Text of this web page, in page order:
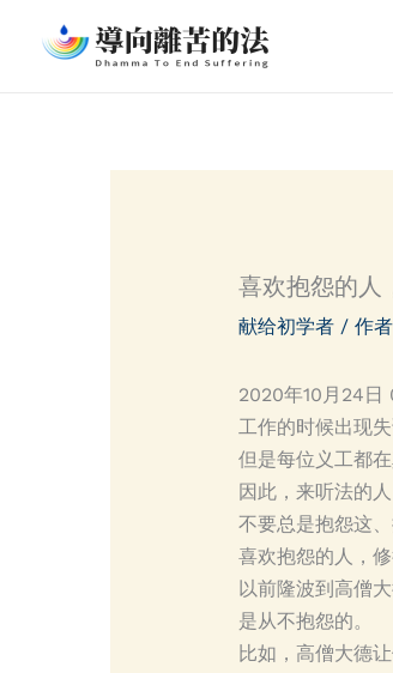
喜欢抱怨的人
献给初学者/ 作者
2020年10月24日
工作的时候出现
但是每位义工都
因此，来听法的人
不要总是抱怨这、
喜欢抱怨的人，
以前隆波到高僧
是从不抱怨的。
比如，高僧大德